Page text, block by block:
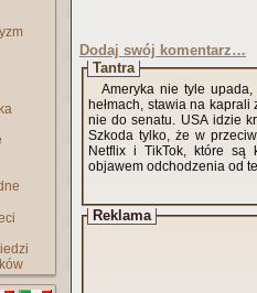
Dodaj swój komentarz…
Tantra
Ameryka nie tyle
hełmach, stawia na
nie do senatu. USA idzie
Szkoda tylko, że w
Netflix i TikTok, które są
objawem odchodzenia od
Reklama